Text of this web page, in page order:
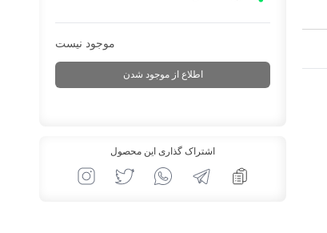
موجود نیست
اطلاع از موجود شدن
اشتراک گذاری این محصول